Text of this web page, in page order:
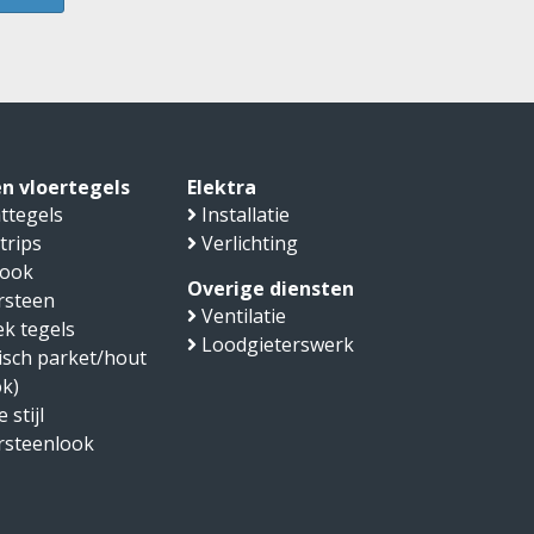
vloertegels
tegels
parket/hout
stijl
Elektra
Installatie
Verlichting
Overige diensten
Ventilatie
Loodgieterswerk